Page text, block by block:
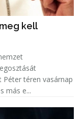
kell
Péter téren vasárnap
háborúk és más e...